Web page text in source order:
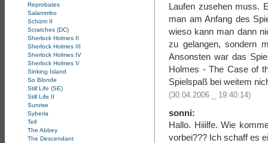
Reprobates
Salammbo
Schizm II
Scratches (DC)
Sherlock Holmes II
Sherlock Holmes III
Sherlock Holmes IV
Sherlock Holmes V
Sinking Island
So Blonde
Still Life (SE)
Still Life II
Sunrise
Syberia
Tell
The Abbey
The Descendant
Laufen zusehen muss.
man am Anfang des
wieso kann man dann
zu gelangen, sondern
Ansonsten war das
Holmes - The Case of
Spielspaß bei weitem
(30.04.2006 _ 19:40:14)
sonni:
Hallo. Hiiilfe. Wie
vorbei??? Ich schaff es